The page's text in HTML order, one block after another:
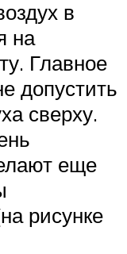
в
на
Главное
допустить
сверху.
еще
рисунке